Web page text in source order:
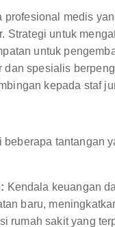
profesional medis
Strategi untuk
untuk
dan spesialis
kepada staf
tantangan
Kendala keuangan
baru,
rumah sakit yang